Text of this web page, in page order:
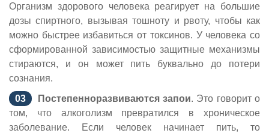
Организм здорового человека реагирует на большие
дозы спиртного, вызывая тошноту и рвоту, чтобы как
можно быстрее избавиться от токсинов. У человека со
сформированной зависимостью защитные механизмы
стираются, и он может пить буквально до потери
сознания.
Постепенноразвиваются запои. Это говорит о
том, что алкоголизм превратился в хроническое
заболевание. Если человек начинает пить, то